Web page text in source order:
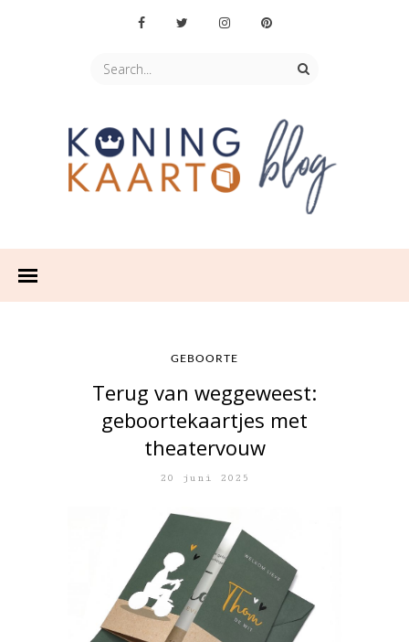
GEBOORTE
Terug van weggeweest:
geboortekaartjes met
theatervouw
20 juni 2025